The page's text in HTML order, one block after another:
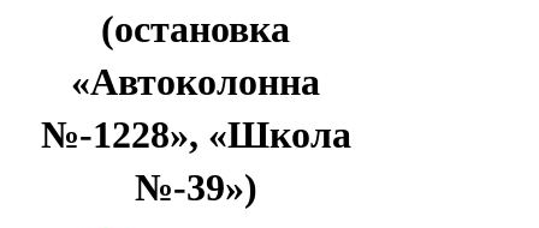
(остановка
«Автоколонна
№-1228», «Школа
№-39»)